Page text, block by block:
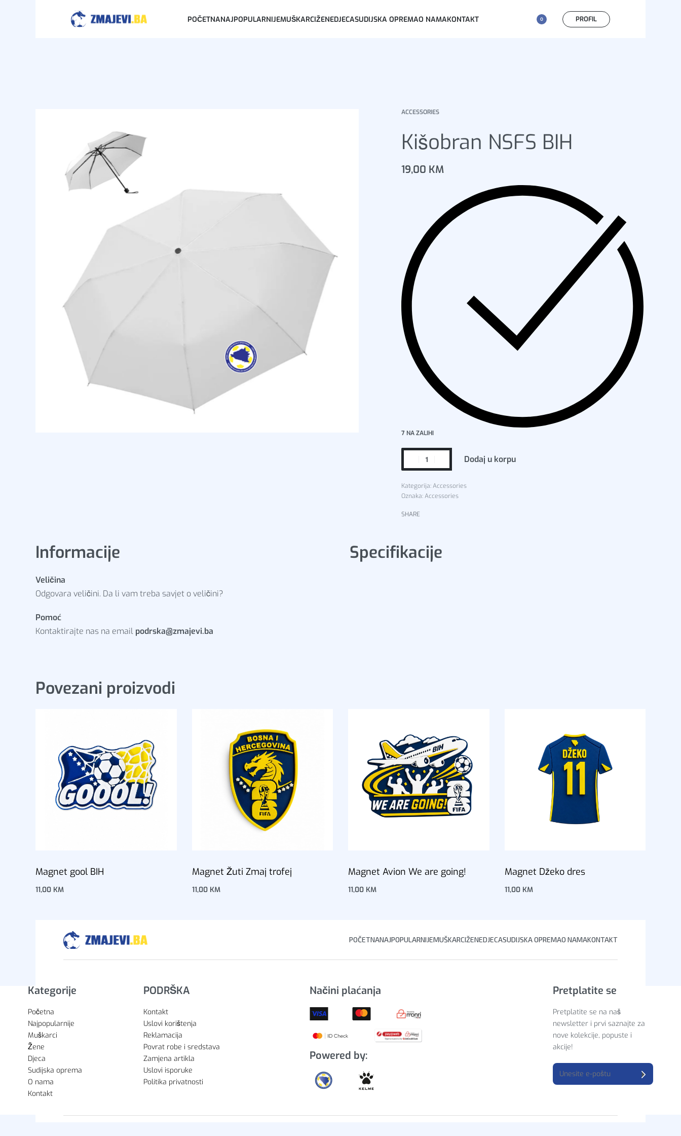
POČETNANAJPOPULARNIJEMUŠKARCIŽENEDJECASUDIJSKA OPREMAO NAMAKONTAKT 0 PROFIL
ACCESSORIES
Kišobran NSFS BIH
19,00 KM
7 NA ZALIHI
Dodaj u korpu
Kategorija:Accessories
Oznaka:Accessories
SHARE
Informacije
Veličina
Odgovara veličini. Da li vam treba savjet o veličini?
Pomoć
Kontaktirajte nas na email podrska@zmajevi.ba
Specifikacije
Povezani proizvodi
Magnet gool BIH
11,00 KM
Magnet Žuti Zmaj trofej
11,00 KM
Magnet Avion We are going!
11,00 KM
Magnet Džeko dres
11,00 KM
POČETNANAJPOPULARNIJEMUŠKARCIŽENEDJECASUDIJSKA OPREMAO NAMAKONTAKT
Kategorije
Početna
Najpopularnije
Muškarci
Žene
Djeca
Sudijska oprema
O nama
Kontakt
PODRŠKA
Kontakt
Uslovi korištenja
Reklamacija
Povrat robe i sredstava
Zamjena artikla
Uslovi isporuke
Politika privatnosti
Načini plaćanja
Powered by:
Pretplatite se
Pretplatite se na naš
newsletter i prvi saznajte za
nove kolekcije, popuste i
akcije!